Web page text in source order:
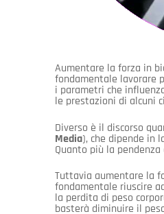
Aumentare la forza in
fondamentale lavorare
i parametri che
le prestazioni di alcuni
Diverso è il discorso
Media), che dipende in
Quanto più la
Tuttavia aumentare la
fondamentale riuscire
la perdita di peso
basterà diminuire il